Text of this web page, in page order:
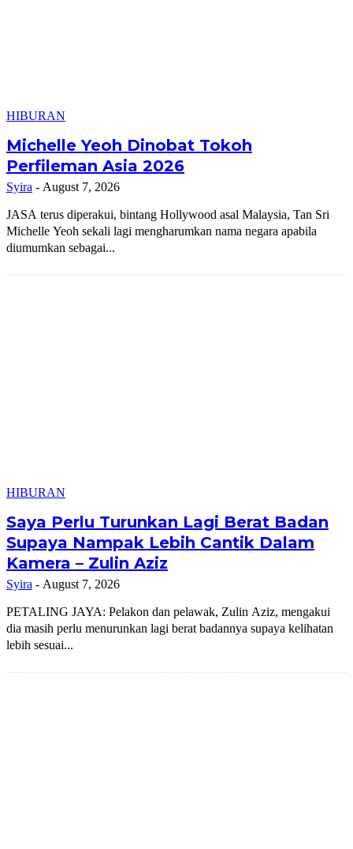
HIBURAN
Michelle Yeoh Dinobat Tokoh
Perfileman Asia 2026
Syira - August 7, 2026
JASA terus diperakui, bintang Hollywood asal Malaysia, Tan Sri
Michelle Yeoh sekali lagi mengharumkan nama negara apabila
diumumkan sebagai...
HIBURAN
Saya Perlu Turunkan Lagi Berat Badan
Supaya Nampak Lebih Cantik Dalam
Kamera – Zulin Aziz
Syira - August 7, 2026
PETALING JAYA: Pelakon dan pelawak, Zulin Aziz, mengakui
dia masih perlu menurunkan lagi berat badannya supaya kelihatan
lebih sesuai...